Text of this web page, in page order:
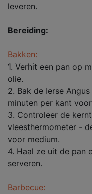
leveren.
Bereiding:
Bakken:
1. Verhit een pan op
olie.
2. Bak de Ierse
minuten per kant
3. Controleer de
vleesthermometer -
voor medium.
4. Haal ze uit de pan
serveren.
Barbecue: